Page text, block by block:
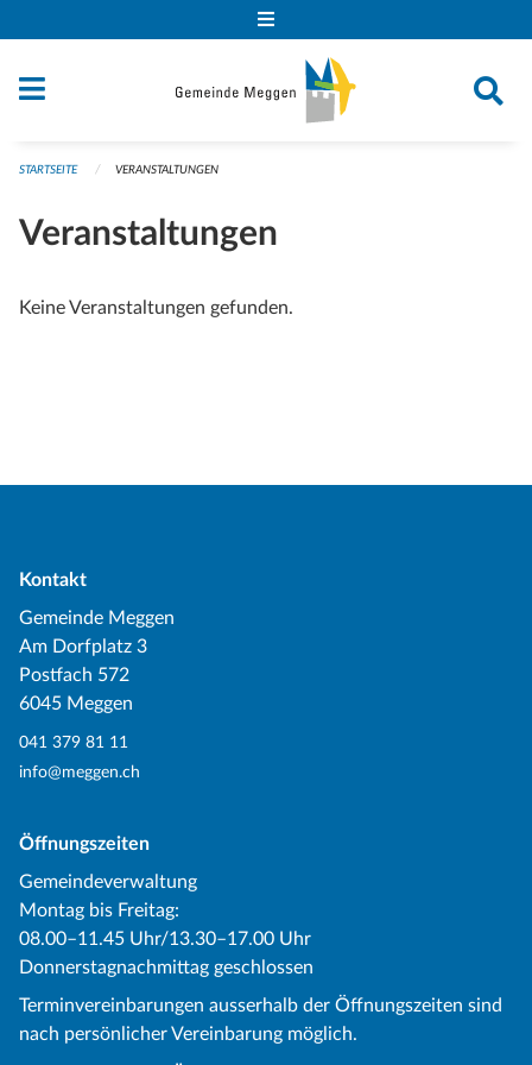
STARTSEITE VERANSTALTUNGEN
Veranstaltungen
Keine Veranstaltungen gefunden.
Kontakt
Gemeinde Meggen
Am Dorfplatz 3
Postfach 572
6045 Meggen
041 379 81 11
info@meggen.ch
Öffnungszeiten
Gemeindeverwaltung
Montag bis Freitag:
08.00–11.45 Uhr/13.30–17.00 Uhr
Donnerstagnachmittag geschlossen
Terminvereinbarungen ausserhalb der Öffnungszeiten sind
nach persönlicher Vereinbarung möglich.